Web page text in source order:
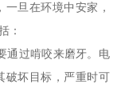
旦在环境中安家，
：
通过啃咬来磨牙。电
破坏目标，严重时可